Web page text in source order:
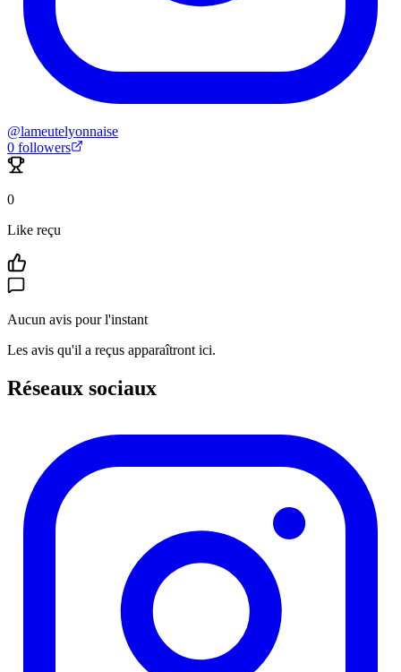
@lameutelyonnaise
0 followers
0
Like reçu
Aucun avis pour l'instant
Les avis qu'il a reçus apparaîtront ici.
Réseaux sociaux